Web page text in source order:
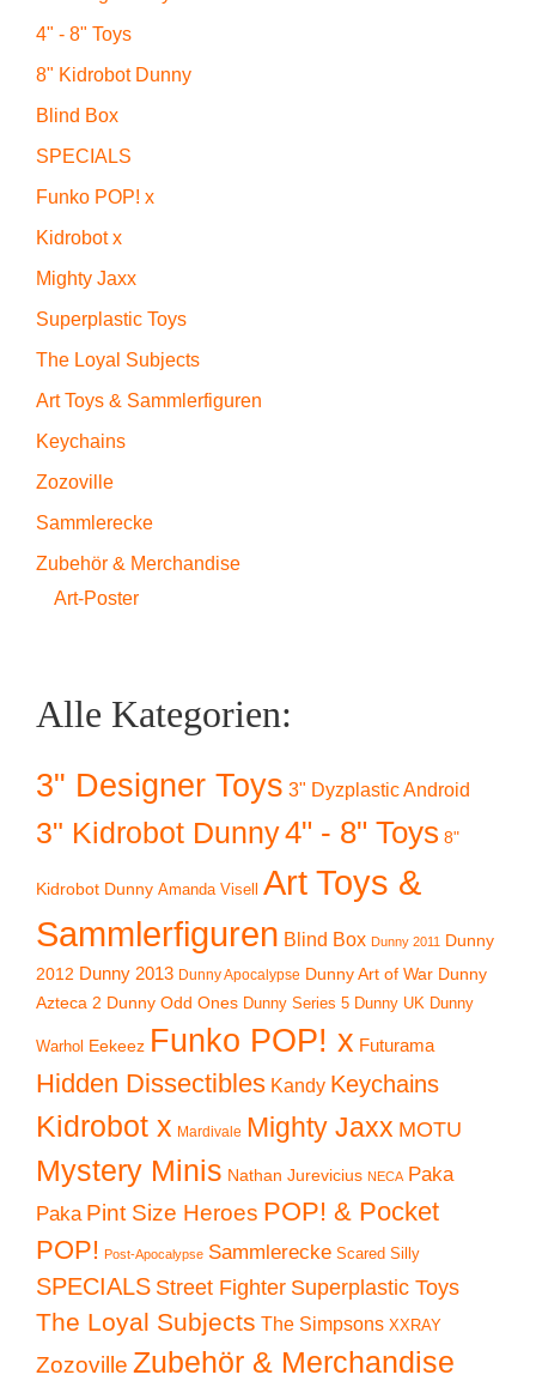
4" - 8" Toys
8" Kidrobot Dunny
Blind Box
SPECIALS
Funko POP! x
Kidrobot x
Mighty Jaxx
Superplastic Toys
The Loyal Subjects
Art Toys & Sammlerfiguren
Keychains
Zozoville
Sammlerecke
Zubehör & Merchandise
Art-Poster
Alle Kategorien:
3" Designer Toys 3" Dyzplastic Android
3" Kidrobot Dunny4" - 8" Toys 8"
Kidrobot Dunny Amanda Visell
Art Toys &
Sammlerfiguren Blind Box Dunny 2011 Dunny
2012 Dunny 2013 Dunny Apocalypse Dunny Art of War Dunny
Azteca 2 Dunny Odd Ones Dunny Series 5 Dunny UK Dunny
Warhol Eekeez Funko POP! x Futurama
Hidden Dissectibles Kandy Keychains
Kidrobot x Mardivale Mighty Jaxx MOTU
Mystery Minis Nathan Jurevicius NECA Paka
Paka Pint Size Heroes POP! & Pocket
POP! Post-Apocalypse Sammlerecke Scared Silly
SPECIALS Street Fighter Superplastic Toys
The Loyal Subjects The Simpsons XXRAY
Zozoville Zubehör & Merchandise